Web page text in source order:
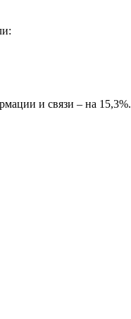
и связи – на 15,3%.